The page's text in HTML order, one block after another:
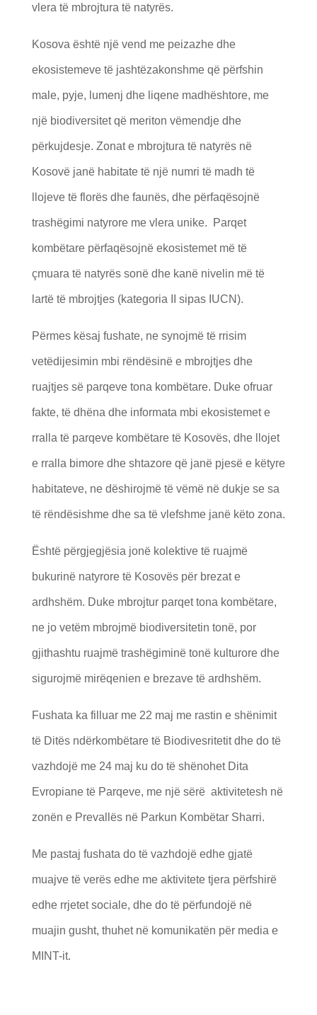
vlera të mbrojtura të natyrës.
Kosova është një vend me peizazhe dhe
ekosistemeve të jashtëzakonshme që përfshin
male, pyje, lumenj dhe liqene madhështore, me
një biodiversitet që meriton vëmendje dhe
përkujdesje. Zonat e mbrojtura të natyrës në
Kosovë janë habitate të një numri të madh të
llojeve të florës dhe faunës, dhe përfaqësojnë
trashëgimi natyrore me vlera unike. Parqet
kombëtare përfaqësojnë ekosistemet më të
çmuara të natyrës sonë dhe kanë nivelin më të
lartë të mbrojtjes (kategoria II sipas IUCN).
Përmes kësaj fushate, ne synojmë të rrisim
vetëdijesimin mbi rëndësinë e mbrojtjes dhe
ruajtjes së parqeve tona kombëtare. Duke ofruar
fakte, të dhëna dhe informata mbi ekosistemet e
rralla të parqeve kombëtare të Kosovës, dhe llojet
e rralla bimore dhe shtazore që janë pjesë e këtyre
habitateve, ne dëshirojmë të vëmë në dukje se sa
të rëndësishme dhe sa të vlefshme janë këto zona.
Është përgjegjësia jonë kolektive të ruajmë
bukurinë natyrore të Kosovës për brezat e
ardhshëm. Duke mbrojtur parqet tona kombëtare,
ne jo vetëm mbrojmë biodiversitetin tonë, por
gjithashtu ruajmë trashëgiminë tonë kulturore dhe
sigurojmë mirëqenien e brezave të ardhshëm.
Fushata ka filluar me 22 maj me rastin e shënimit
të Ditës ndërkombëtare të Biodivesritetit dhe do të
vazhdojë me 24 maj ku do të shënohet Dita
Evropiane të Parqeve, me një sërë aktivitetesh në
zonën e Prevallës në Parkun Kombëtar Sharri.
Me pastaj fushata do të vazhdojë edhe gjatë
muajve të verës edhe me aktivitete tjera përfshirë
edhe rrjetet sociale, dhe do të përfundojë në
muajin gusht, thuhet në komunikatën për media e
MINT-it.